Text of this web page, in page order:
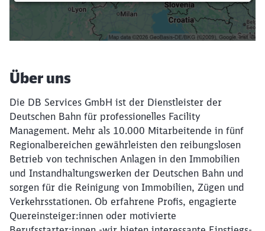
Filter setzen
Über uns
Die DB Services GmbH ist der Dienstleister der
Deutschen Bahn für professionelles Facility
Management. Mehr als 10.000 Mitarbeitende in fünf
Regionalbereichen gewährleisten den reibungslosen
Betrieb von technischen Anlagen in den Immobilien
und Instandhaltungswerken der Deutschen Bahn und
sorgen für die Reinigung von Immobilien, Zügen und
Verkehrsstationen. Ob erfahrene Profis, engagierte
Quereinsteiger:innen oder motivierte